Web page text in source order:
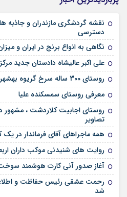
دسترسی
نگاهی به انواع برنج در ایران و
علی‌ اکبر عالیشاه دادستان جدید
روستای 300 ساله سرخ ‌گریوه بهشهر با اهالی کردستان + تصاویر
معرفی روستای سمسکنده علیا
روستای اجابیت کلاردشت ، مشهور
تصاویر
همه ماجراهای آقای فرماندار در یک
روایت های شنیدنی موکب داران
آغاز صدور آنی کارت هوشمند
رحمت عشقی رئیس حفاظت و
شد